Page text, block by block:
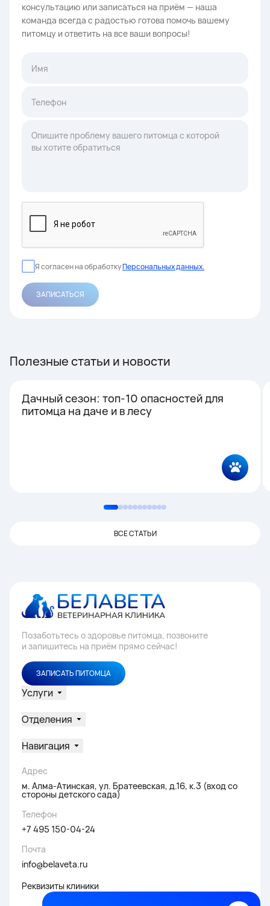
консультацию или записаться на приём — наша
команда всегда с радостью готова помочь вашему
питомцу и ответить на все ваши вопросы!
Я согласен на обработкуПерсональных данных.
ЗАПИСАТЬСЯ
Полезные статьи и новости
Дачный сезон: топ-10 опасностей для
питомца на даче и в лесу
ВСЕ СТАТЬИ
Позаботьтесь о здоровье питомца, позвоните
и запишитесь на приём прямо сейчас!
ЗАПИСАТЬ ПИТОМЦА
Услуги
Отделения
Навигация
Адрес
м. Алма-Атинская, ул. Братеевская, д.16, к.3 (вход со
стороны детского сада)
Телефон
+7 495 150-04-24
Почта
info@belaveta.ru
Реквизиты клиники